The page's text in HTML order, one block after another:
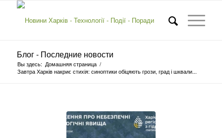
Блог - Последние новости
Вы здесь: Домашняя страница /
Завтра Харків накриє стихія: синоптики обіцяють грози, град і шквали...